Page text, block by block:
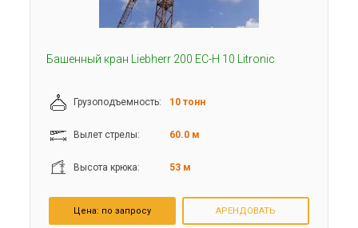
Башенный кран Liebherr 200 EC-H 10 Litronic
Грузоподъемность: 10 тонн
Вылет стрелы: 60.0 м
Высота крюка: 53 м
Цена: по запросу АРЕНДОВАТЬ